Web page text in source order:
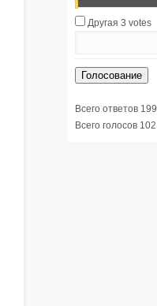
Другая 3 votes
Голосование
Всего ответов 199
Всего голосов 102